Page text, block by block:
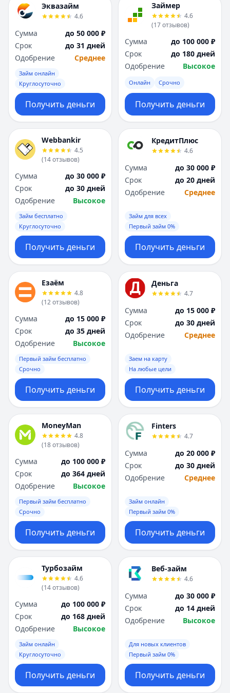
Эквазайм
4.6
Сумма
до 50 000 ₽
Срок
до 31 дней
Одобрение
Среднее
Займ онлайн
Круглосуточно
Получить деньги
Займер
4.6
(17отзывов)
Сумма
до 100 000 ₽
Срок
до 180 дней
Одобрение
Высокое
Онлайн Срочно
Получить деньги
Webbankir
4.5
(14отзывов)
Сумма
до 30 000 ₽
Срок
до 30 дней
Одобрение
Высокое
Займ бесплатно
Круглосуточно
Получить деньги
КредитПлюс
4.6
Сумма
до 30 000 ₽
Срок
до 20 дней
Одобрение
Среднее
Займ для всех
Первый займ 0%
Получить деньги
Езаём
4.8
(12отзывов)
Сумма
до 15 000 ₽
Срок
до 35 дней
Одобрение
Высокое
Первый займ бесплатно
Срочно
Получить деньги
Деньга
4.7
Сумма
до 15 000 ₽
Срок
до 30 дней
Одобрение
Среднее
Заем на карту
На любые цели
Получить деньги
MoneyMan
4.8
(18отзывов)
Сумма
до 100 000 ₽
Срок
до 364 дней
Одобрение
Высокое
Первый займ бесплатно
Срочно
Получить деньги
Finters
4.7
Сумма
до 20 000 ₽
Срок
до 30 дней
Одобрение
Среднее
Займ онлайн
Первый займ 0%
Получить деньги
Турбозайм
4.6
(14отзывов)
Сумма
до 100 000 ₽
Срок
до 168 дней
Одобрение
Высокое
Займ онлайн
Круглосуточно
Получить деньги
Веб-займ
4.6
Сумма
до 30 000 ₽
Срок
до 14 дней
Одобрение
Высокое
Для новых клиентов
Первый займ 0%
Получить деньги